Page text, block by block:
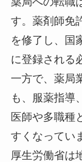
す。薬剤師免
を修了し、国
に登録される
一方で、薬局
も、服薬指導
医師や多職種
すくなってい
厚生労働省は